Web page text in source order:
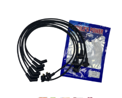
(TAPA CLAVO) 8 MM (1080)